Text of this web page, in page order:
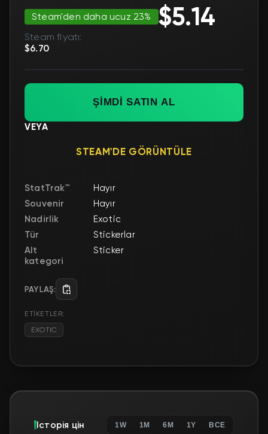
Steam'den daha ucuz 23% $5.14
Steam fiyatı:
$6.70
ŞİMDİ SATIN AL
VEYA
STEAM'DE GÖRÜNTÜLE
StatTrak™
Hayır
Souvenir
Hayır
Nadirlik
Exotic
Tür
Stickerlar
Alt
kategori
Sticker
PAYLAŞ:
ETİKETLER:
EXOTIC
Історія цін 1W 1M 6M 1Y ВСЕ